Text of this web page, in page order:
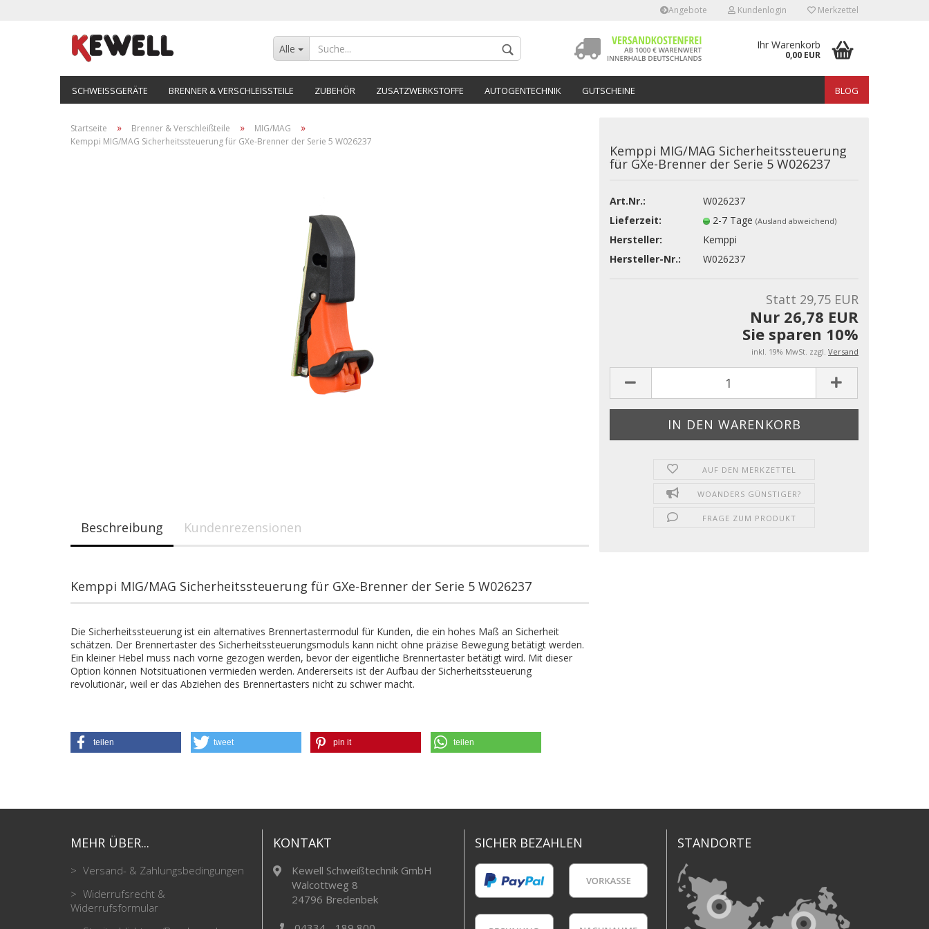
Angebote Kundenlogin
Konto erstellen
Passwort vergessen?
Merkzettel
Alle Ihr Warenkorb
0,00 EUR
SCHWEISSGERÄTE BRENNER & VERSCHLEISSTEILE ZUBEHÖR ZUSATZWERKSTOFFE AUTOGENTECHNIK GUTSCHEINE BLOG
Startseite » Brenner & Verschleißteile » MIG/MAG »
Kemppi MIG/MAG Sicherheitssteuerung für GXe-Brenner der Serie 5 W026237
Kemppi MIG/MAG Sicherheitssteuerung
für GXe-Brenner der Serie 5 W026237
Art.Nr.:
W026237
Lieferzeit:
2-7 Tage (Ausland abweichend)
Hersteller:
Kemppi
Hersteller-Nr.:
W026237
Statt 29,75 EUR
Nur 26,78 EUR
Sie sparen 10%
inkl. 19% MwSt. zzgl. Versand
AUF DEN MERKZETTEL
WOANDERS GÜNSTIGER?
FRAGE ZUM PRODUKT
Beschreibung Kundenrezensionen
Kemppi MIG/MAG Sicherheitssteuerung für GXe-Brenner der Serie 5 W026237
Die Sicherheitssteuerung ist ein alternatives Brennertastermodul für Kunden, die ein hohes Maß an Sicherheit
schätzen. Der Brennertaster des Sicherheitssteuerungsmoduls kann nicht ohne präzise Bewegung betätigt werden.
Ein kleiner Hebel muss nach vorne gezogen werden, bevor der eigentliche Brennertaster betätigt wird. Mit dieser
Option können Notsituationen vermieden werden. Andererseits ist der Aufbau der Sicherheitssteuerung
revolutionär, weil er das Abziehen des Brennertasters nicht zu schwer macht.
teilen tweet pin it teilen
MEHR ÜBER...
Versand- & Zahlungsbedingungen
Widerrufsrecht &
Widerrufsformular
KONTAKT
Kewell Schweißtechnik GmbH
Walcottweg 8
24796 Bredenbek
SICHER BEZAHLEN STANDORTE